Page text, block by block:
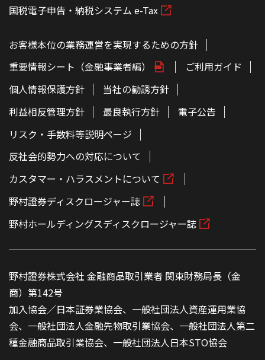
国税電子申告・納税システム e-Tax
お客様本位の業務運営を実現するための方針
重要情報シート（金融事業者編）
ご利用ガイド
個人情報保護方針
当社の勧誘方針
利益相反管理方針
最良執行方針
電子公告
リスク・手数料等説明ページ
反社会的勢力への対応について
カスタマー・ハラスメントについて
野村證券ディスクロージャー誌
野村ホールディングスディスクロージャー誌
野村證券株式会社 金融商品取引業者 関東財務局長（金
商）第142号
加入協会／日本証券業協会、一般社団法人資産運用業協
会、一般社団法人金融先物取引業協会、一般社団法人第二
種金融商品取引業協会、一般社団法人日本STO協会